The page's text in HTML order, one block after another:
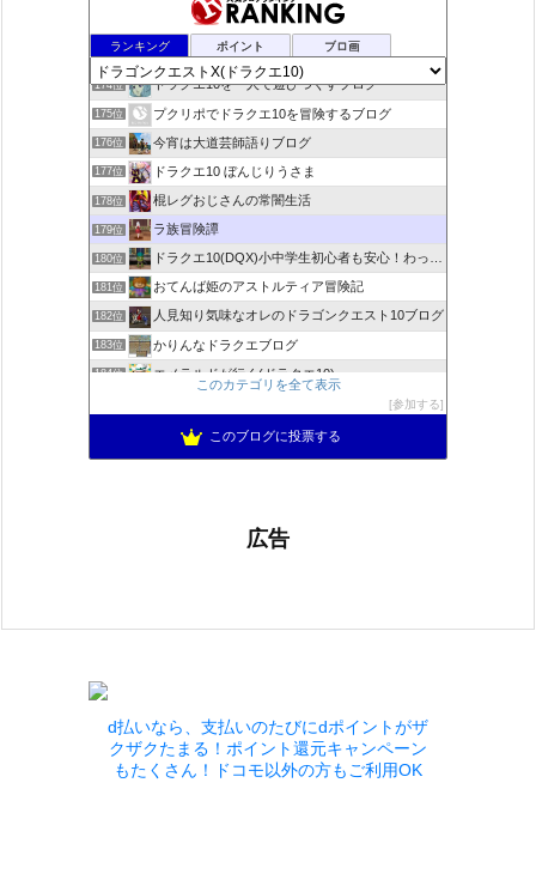
ランキング ポイント ブロ画
きらあほblog
173位 ドラクエやると毎日がパ〜リなぃ！！
174位 ドラクエ10を一人で遊びつくすブログ
175位 プクリポでドラクエ10を冒険するブログ
176位 今宵は大道芸師語りブログ
177位 ドラクエ10 ぼんじりうさま
178位 棍レグおじさんの常闇生活
179位 ラ族冒険譚
180位 ドラクエ10(DQX)小中学生初心者も安心！わったーブログ
181位 おてんば姫のアストルティア冒険記
182位 人見知り気味なオレのドラゴンクエスト10ブログ
183位 かりんなドラクエブログ
184位 エメラルドが行く(ドラクエ10)
くろゆきひめ堂
このカテゴリを全て表示
参加する
このブログに投票する
広告
d払いなら、支払いのたびにdポイントがザ
クザクたまる！ポイント還元キャンペーン
もたくさん！ドコモ以外の方もご利用OK